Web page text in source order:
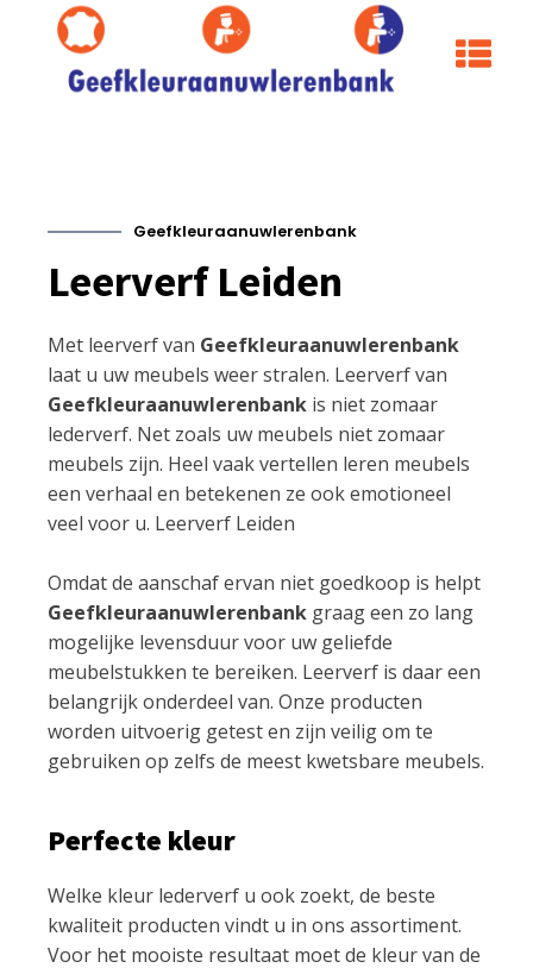
Geefkleuraanuwlerenbank
Leerverf Leiden
Met leerverf van Geefkleuraanuwlerenbank
laat u uw meubels weer stralen. Leerverf van
Geefkleuraanuwlerenbank is niet zomaar
lederverf. Net zoals uw meubels niet zomaar
meubels zijn. Heel vaak vertellen leren meubels
een verhaal en betekenen ze ook emotioneel
veel voor u. Leerverf Leiden
Omdat de aanschaf ervan niet goedkoop is helpt
Geefkleuraanuwlerenbank graag een zo lang
mogelijke levensduur voor uw geliefde
meubelstukken te bereiken. Leerverf is daar een
belangrijk onderdeel van. Onze producten
worden uitvoerig getest en zijn veilig om te
gebruiken op zelfs de meest kwetsbare meubels.
Perfecte kleur
Welke kleur lederverf u ook zoekt, de beste
kwaliteit producten vindt u in ons assortiment.
Voor het mooiste resultaat moet de kleur van de